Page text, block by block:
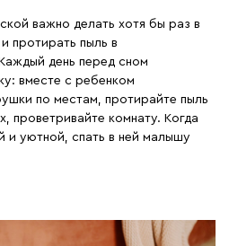
важно делать хотя бы раз в
протирать пыль в
день перед сном
вместе с ребенком
по местам, протирайте пыль
проветривайте комнату. Когда
и уютной, спать в ней малышу